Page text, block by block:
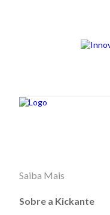
Saiba Mais
Sobre a Kickante